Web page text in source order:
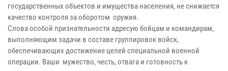
государственных объектов и имущества населения, не снижается
качество контроля за оборотом оружия.
Слова особой признательности адресую бойцам и командирам,
выполняющим задачи в составе группировок войск,
обеспечивающих достижение целей специальной военной
операции. Ваши мужество, честь, отвага и готовность к